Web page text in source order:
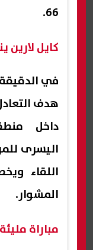
66.
كايل لارين
هدف
داخل
اليسرى
اللقاء
المشوار.
مباراة